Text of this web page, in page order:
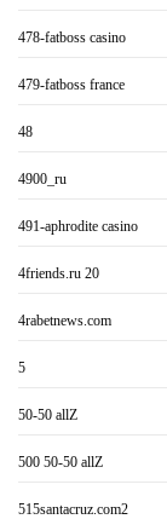
478-fatboss casino
479-fatboss france
48
4900_ru
491-aphrodite casino
4friends.ru 20
4rabetnews.com
5
50-50 allZ
500 50-50 allZ
515santacruz.com2